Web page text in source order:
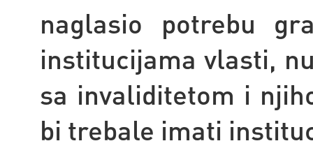
naglasio potrebu
institucijama vlasti,
sa invaliditetom i
bi trebale imati